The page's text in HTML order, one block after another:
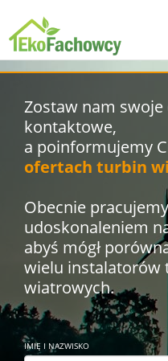
Zostaw nam swoje
kontaktowe,
a poinformujemy
ofertach turbin
Obecnie
udoskonaleniem
abyś mógł
wielu instalatorów
wiatrowych.
IMIĘ I NAZWISKO